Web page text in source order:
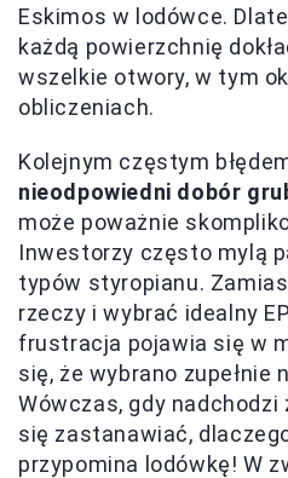
Eskimos w lodówce.
każdą powierzchnię
wszelkie otwory, w tym
obliczeniach.
Kolejnym częstym
nieodpowiedni dobór
może poważnie
Inwestorzy często mylą
typów styropianu.
rzeczy i wybrać idealny
frustracja pojawia się w
się, że wybrano zupełnie
Wówczas, gdy
się zastanawiać,
przypomina lodówkę! W